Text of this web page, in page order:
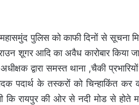
महासमुंद पुलिस को काफी दिनों से सूचना
शूगर आदि का अवैध कारोबार किया
द्वारा समस्त थाना ,चैकी
पदार्थ के तस्करों को चिन्हाकिंत
कि रायपुर की ओर से नदी मोड से होते